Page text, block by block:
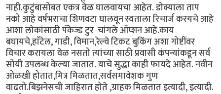
नाही.कुटुंबासोबत एकत्र वेळ घालवायचा आहेत. डोक्याला ताप
नको आहे वर्षभराचा शिणवटा घालवून स्वताला रिचार्ज करयचे आहे
आशा लोकांसाठी पॅकेज्ड टुर चांगले ऑप्शन आहे.काय
बघायचे,हाॅटेल, गाडी, विमान,रेल्वे टिकट बुकिंग अशा गोष्टींवर
विचार करायला वेळ नसतो त्यांच्या साठी प्रवासी कंपन्यांकडून सर्व
सोयी उपलब्ध केल्या जातात. याचे सुद्धा काही फायदे आहेत. नवीन
ओळखी होतात,मित्र मिळतात,सर्वसमावेशक गुण
वाढतो.बिझनेसची जाहिरात होते ,ग्राहक मिळतात इत्यादी, इत्यादी.